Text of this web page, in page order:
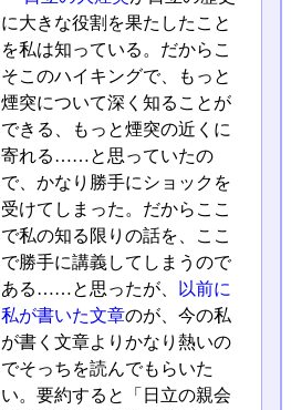
に大きな役割を果たしたこと
を私は知っている。だからこ
そこのハイキングで、もっと
煙突について深く知ることが
できる、もっと煙突の近くに
寄れる……と思っていたの
で、かなり勝手にショックを
受けてしまった。だからここ
で私の知る限りの話を、ここ
で勝手に講義してしまうので
ある……と思ったが、
以前に
私が書いた文章のが、今の私
が書く文章よりかなり熱いの
でそっちを読んでもらいた
い。要約すると「日立の親会